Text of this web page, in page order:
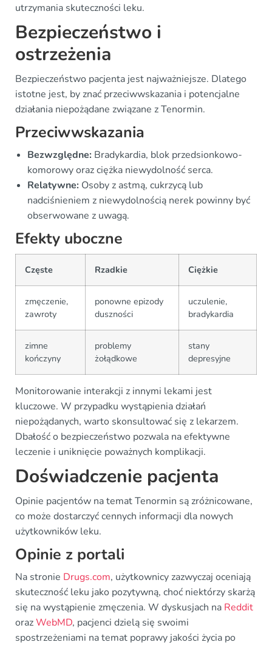
utrzymania skuteczności leku.
Bezpieczeństwo i
ostrzeżenia
Bezpieczeństwo pacjenta jest najważniejsze. Dlatego
istotne jest, by znać przeciwwskazania i potencjalne
działania niepożądane związane z Tenormin.
Przeciwwskazania
Bezwzględne: Bradykardia, blok przedsionkowo-
komorowy oraz ciężka niewydolność serca.
Relatywne: Osoby z astmą, cukrzycą lub
nadciśnieniem z niewydolnością nerek powinny być
obserwowane z uwagą.
Efekty uboczne
Częste Rzadkie Ciężkie
zmęczenie,
zawroty
ponowne epizody
duszności
uczulenie,
bradykardia
zimne
kończyny
problemy
żołądkowe
stany
depresyjne
Monitorowanie interakcji z innymi lekami jest
kluczowe. W przypadku wystąpienia działań
niepożądanych, warto skonsultować się z lekarzem.
Dbałość o bezpieczeństwo pozwala na efektywne
leczenie i uniknięcie poważnych komplikacji.
Doświadczenie pacjenta
Opinie pacjentów na temat Tenormin są zróżnicowane,
co może dostarczyć cennych informacji dla nowych
użytkowników leku.
Opinie z portali
Na stronie Drugs.com, użytkownicy zazwyczaj oceniają
skuteczność leku jako pozytywną, choć niektórzy skarżą
się na wystąpienie zmęczenia. W dyskusjach na Reddit
orazWebMD, pacjenci dzielą się swoimi
spostrzeżeniami na temat poprawy jakości życia po